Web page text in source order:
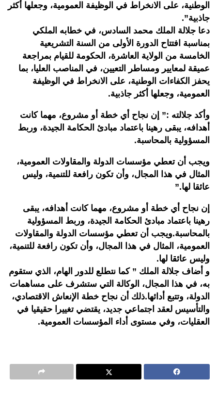
الوطنية، على الانخراط في الوظيفة العمومية، وجعلها أكثر
جاذبية”.
دعا جلالة الملك محمد السادس، في خطابه الملكي
بمناسبة افتتاح الدورة الأولى من السنة التشريعية
الخامسة من الولاية العاشرة، الحكومة للقيام بمراجعة
عميقة لمعايير ومساطر التعيين، في المناصب العليا، بما
يحفز الكفاءات الوطنية، على الانخراط في الوظيفة
العمومية، وجعلها أكثر جاذبية.
وأكد جلالته :” إن نجاح أي خطة أو مشروع، مهما كانت
أهدافه، يبقى رهينا باعتماد مبادئ الحكامة الجيدة، وربط
المسؤولية بالمحاسبة.
ويجب أن تعطي مؤسسات الدولة والمقاولات العمومية،
المثال في هذا المجال، وأن تكون رافعة للتنمية، وليس
عائقا لها.”
إن نجاح أي خطة أو مشروع، مهما كانت أهدافه، يبقى
رهينا باعتماد مبادئ الحكامة الجيدة، وربط المسؤولية
بالمحاسبة.ويجب أن تعطي مؤسسات الدولة والمقاولات
العمومية، المثال في هذا المجال، وأن تكون رافعة للتنمية،
وليس عائقا لها.
و أضاف جلالة الملك ” كما نتطلع للدور الهام، الذي ستقوم
به، في هذا المجال، الوكالة التي ستشرف على مساهمات
الدولة، وتتبع أدائها.ذلك أن نجاح خطة الإنعاش الاقتصادي،
والتأسيس لعقد اجتماعي جديد، يقتضي تغييرا حقيقيا في
العقليات، وفي مستوى أداء المؤسسات العمومية.